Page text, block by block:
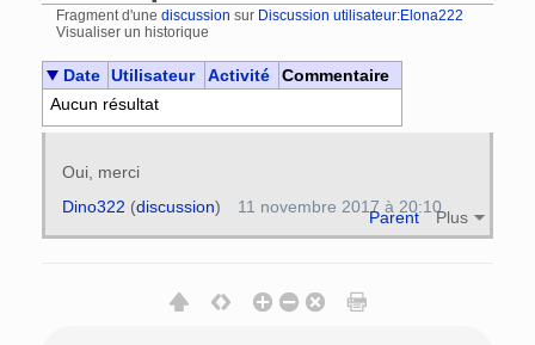
Fragment d'une discussion sur Discussion utilisateur:Elona222
Visualiser un historique
Date Utilisateur Activité
Commentaire
Aucun résultat
Oui, merci
Parent Plus
Dino322 (discussion) 11 novembre 2017 à 20:10